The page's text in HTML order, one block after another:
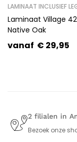
LAMINAAT INCLUSIEF
Laminaat Village
Native Oak
vanaf € 29,95
2 filialen in
Bezoek onze